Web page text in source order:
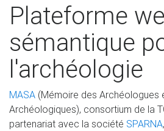
Plateforme
sémantique
l'archéologie
MASA (Mémoire des Archéologues
Archéologiques), consortium de la
partenariat avec la société SPARNA